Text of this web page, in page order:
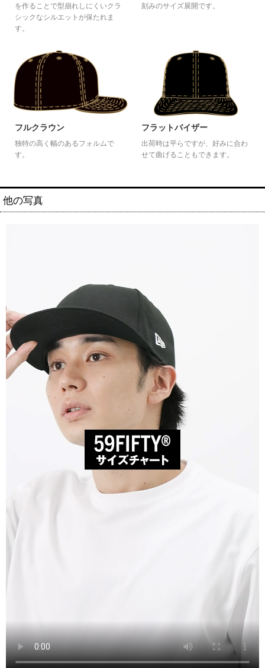
を作ることで型崩れしにくいクラ
シックなシルエットが保たれま
す。
刻みのサイズ展開です。
フルクラウン
独特の高く幅のあるフォルムで
す。
フラットバイザー
出荷時は平らですが、好みに合わ
せて曲げることもできます。
他の写真